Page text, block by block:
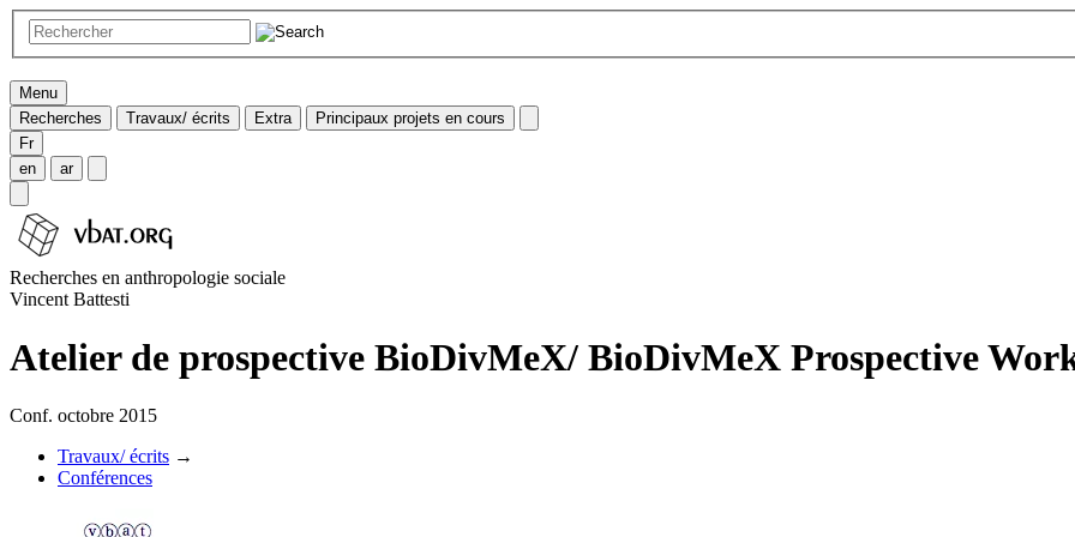
Menu
Recherches
Travaux/ écrits Extra
Principaux projets en cours
Fr
en
ar
Recherches en anthropologie sociale
Vincent Battesti
Atelier de prospective BioDivMeX/ BioDivMeX Prospective
Conf. octobre 2015
Travaux/ écrits →
Conférences